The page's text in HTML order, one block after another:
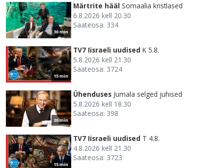
30 min
Märtrite hääl Somaalia kristlased
6.8.2026 kell 20.30
Saateosa: 334
15 min
TV7 Iisraeli uudised K 5.8.
5.8.2026 kell 21.30
Saateosa: 3724
30 min
Ühenduses Jumala selged juhised
5.8.2026 kell 18.30
Saateosa: 398
15 min
TV7 Iisraeli uudised T 4.8.
4.8.2026 kell 21.30
Saateosa: 3723